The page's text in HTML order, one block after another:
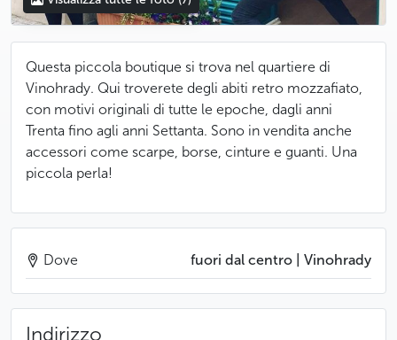
Questa piccola boutique si trova nel quartiere di
Vinohrady. Qui troverete degli abiti retro mozzafiato,
con motivi originali di tutte le epoche, dagli anni
Trenta fino agli anni Settanta. Sono in vendita anche
accessori come scarpe, borse, cinture e guanti. Una
piccola perla!
Dove fuori dal centro | Vinohrady
Indirizzo